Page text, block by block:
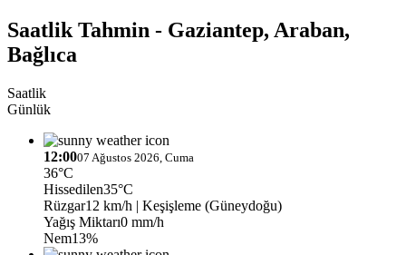
Saatlik Tahmin - Gaziantep, Araban,
Bağlıca
Saatlik
Günlük
12:0007 Ağustos 2026, Cuma
36°C
Hissedilen35°C
Rüzgar12 km/h | Keşişleme (Güneydoğu)
Yağış Miktarı0 mm/h
Nem13%